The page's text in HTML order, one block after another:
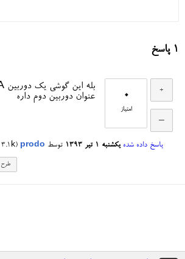
1 پاسخ
0
امتیاز
عنوان دوربین دوم داره
پاسخ داده شده یکشنبه ۱ تیر ۱۳۹۳ توسط prodo
(
3.1k